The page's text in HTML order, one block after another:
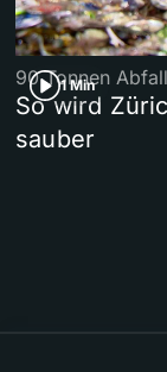
1 Min
90 Tonnen Abfall
So wird
sauber